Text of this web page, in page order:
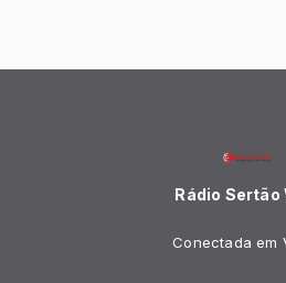
Rádio Sertão
Conectada em